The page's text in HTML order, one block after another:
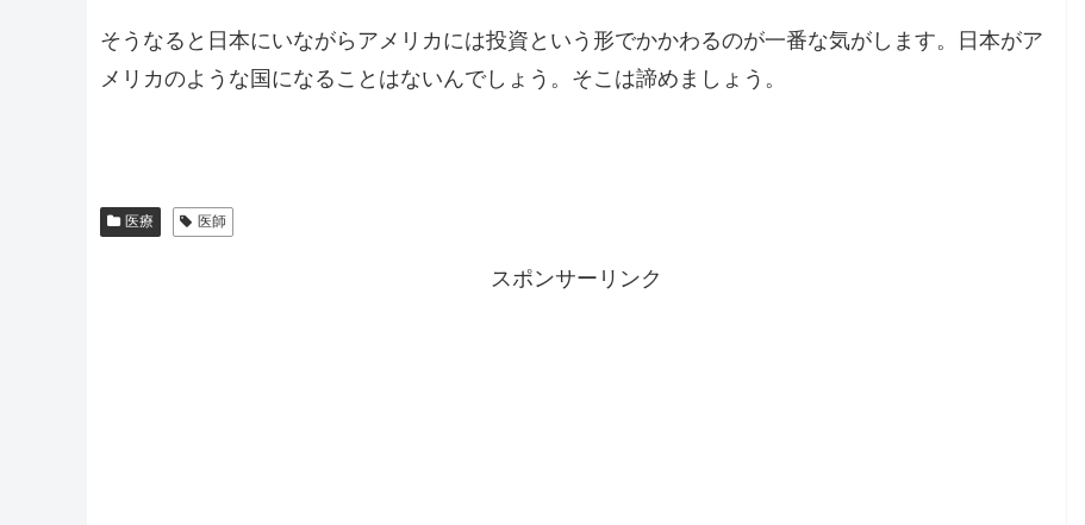
そうなると日本にいながらアメリカには投資という形でかかわるのが一番な気がします。日本がア
メリカのような国になることはないんでしょう。そこは諦めましょう。
医療 医師
スポンサーリンク